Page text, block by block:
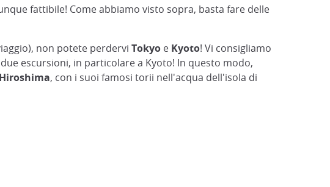
fattibile! Come abbiamo visto sopra, basta fare delle
non potete perdervi Tokyo e Kyoto! Vi consigliamo
escursioni, in particolare a Kyoto! In questo modo,
Hiroshima, con i suoi famosi torii nell'acqua dell'isola di